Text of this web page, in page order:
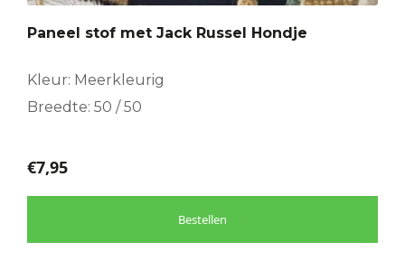
Paneel stof met Jack Russel Hondje
Kleur: Meerkleurig
Breedte: 50 / 50
€7,95
Bestellen